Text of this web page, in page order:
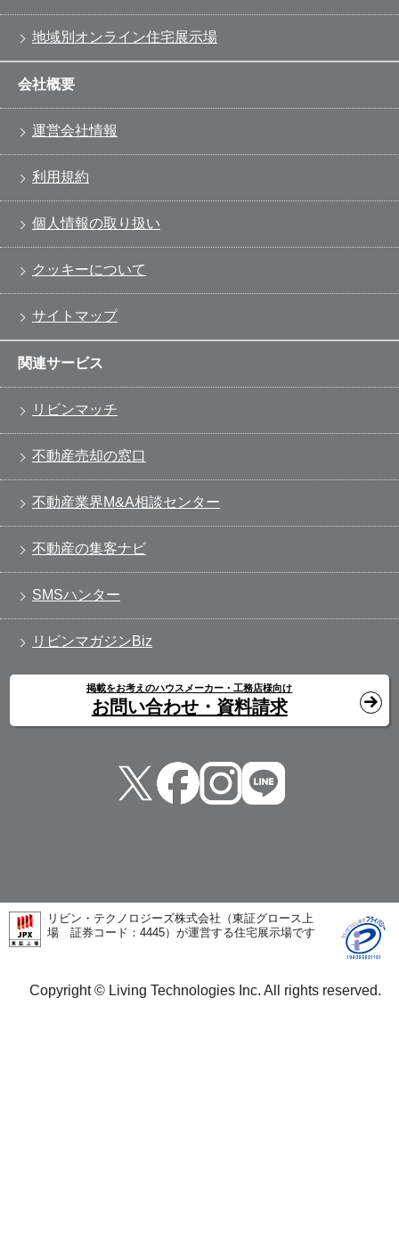
地域別オンライン住宅展示場
会社概要
運営会社情報
利用規約
個人情報の取り扱い
クッキーについて
サイトマップ
関連サービス
リビンマッチ
不動産売却の窓口
不動産業界M&A相談センター
不動産の集客ナビ
SMSハンター
リビンマガジンBiz
掲載をお考えのハウスメーカー・工務店様向け
お問い合わせ・資料請求
リビン・テクノロジーズ株式会社（東証グロース上
場 証券コード：4445）が運営する住宅展示場です
Copyright © Living Technologies Inc. All rights reserved.